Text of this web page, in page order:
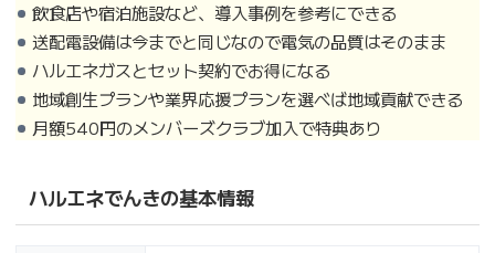
飲食店や宿泊施設など、導入事例を参考にできる
送配電設備は今までと同じなので電気の品質はそのまま
ハルエネガスとセット契約でお得になる
地域創生プランや業界応援プランを選べば地域貢献できる
月額540円のメンバーズクラブ加入で特典あり
ハルエネでんきの基本情報